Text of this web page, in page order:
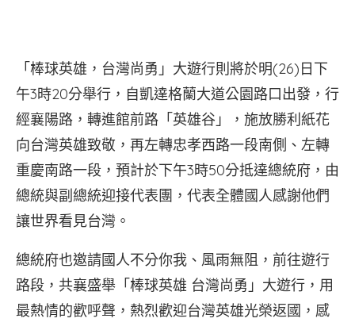
「棒球英雄，台灣尚勇」大遊行則將於明(26)日下
午3時20分舉行，自凱達格蘭大道公園路口出發，行
經襄陽路，轉進館前路「英雄谷」，施放勝利紙花
向台灣英雄致敬，再左轉忠孝西路一段南側、左轉
重慶南路一段，預計於下午3時50分抵達總統府，由
總統與副總統迎接代表團，代表全體國人感謝他們
讓世界看見台灣。
總統府也邀請國人不分你我、風雨無阻，前往遊行
路段，共襄盛舉「棒球英雄 台灣尚勇」大遊行，用
最熱情的歡呼聲，熱烈歡迎台灣英雄光榮返國，感